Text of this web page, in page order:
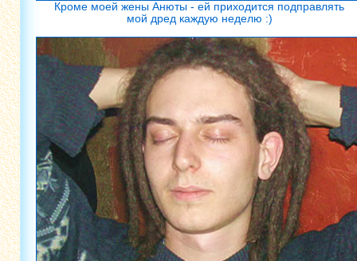
Кроме моей жены Анюты - ей приходится подправлять
мой дред каждую неделю :)